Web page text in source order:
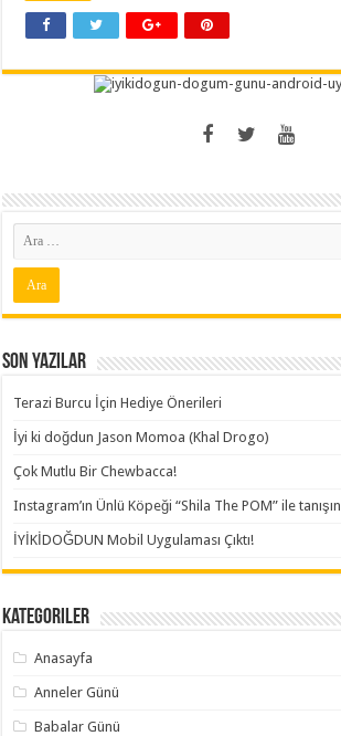
Son Yazılar
Terazi Burcu İçin Hediye Önerileri
İyi ki doğdun Jason Momoa (Khal Drogo)
Çok Mutlu Bir Chewbacca!
Instagram’ın Ünlü Köpeği “Shila The POM” ile tanışın
İYİKİDOĞDUN Mobil Uygulaması Çıktı!
Kategoriler
Anasayfa
Anneler Günü
Babalar Günü